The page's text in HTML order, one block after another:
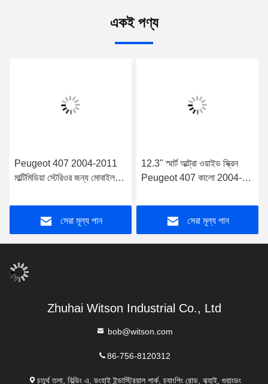
একই পণ্য
Peugeot 407 2004-2011
মাল্টিমিডিয়া স্টেরিওর জন্য মোবাইল
সেরা মূল্য পান
12.3" স্মার্ট আল্ট্রা ওয়াইড স্ক্রিন
Peugeot 407 কালো 2004-
সেরা মূল্য পান
Zhuhai Witson Industrial Co., Ltd
bob@witson.com
86-756-8120312
চতুর্থ তলা, বিল্ডিং এ, ডংহাই ইন্ডাস্ট্রিয়াল পার্ক, চ্যাংপিং রোড, ঝুহাই, গুয়াংডং